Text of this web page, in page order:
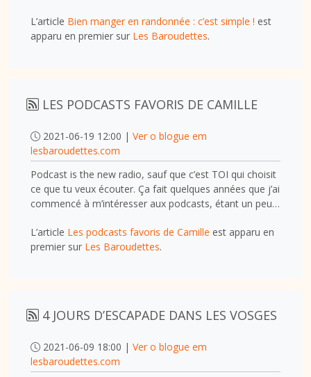
L’article Bien manger en randonnée : c’est simple ! est
apparu en premier sur Les Baroudettes.
LES PODCASTS FAVORIS DE CAMILLE
2021-06-19 12:00 | Ver o blogue em
lesbaroudettes.com
Podcast is the new radio, sauf que c’est TOI qui choisit
ce que tu veux écouter. Ça fait quelques années que j’ai
commencé à m’intéresser aux podcasts, étant un peu…
L’article Les podcasts favoris de Camille est apparu en
premier sur Les Baroudettes.
4 JOURS D’ESCAPADE DANS LES VOSGES
2021-06-09 18:00 | Ver o blogue em
lesbaroudettes.com